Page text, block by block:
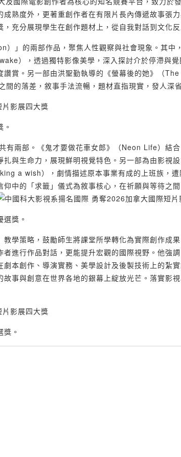
熟度外，更著重創作者在有限片長內傳遞故事張
充分展現學生在創作題材上，從自我對話到文化反
」的兩部作品，聚焦人性觀察與社會現象。其中
），透過獨特影像美學，深入探討介於停滯與
讚賞。另一部由洪聖勤執導的《螢幕後的她》（
的落差，敘事手法流暢，題材直指現實，發人深
兩部。《鬼才要做花車女郎》（Neon Life）結
與生命力，展現鮮明視覺特色。另一部為由影視
a wish），劇情描述原本事業有成的上班族，遭
中的「求籤」儀式為敘事核心，在祈願與等待之
獎。
學策略，鼓勵師生將課堂所學轉化為實際創作成
進行作品對話，更能提升宏觀的國際視野。他強
本創作、導演實務、美學設計及後製技術上的紮
事與創意在世界各地的銀幕上綻放光芒。落實影
。